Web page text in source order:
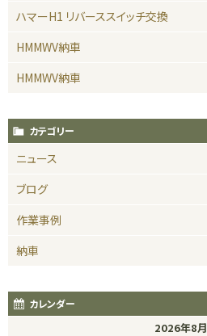
ハマーH1 リバーススイッチ交換
HMMWV納車
HMMWV納車
カテゴリー
ニュース
ブログ
作業事例
納車
カレンダー
2026年8月